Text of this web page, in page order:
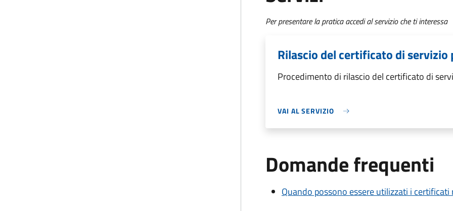
Per presentare la pratica accedi al servizio che ti interessa
Rilascio del certificato di
Procedimento di rilascio del certificato di
VAI AL SERVIZIO
Domande frequenti
Quando possono essere utilizzati i